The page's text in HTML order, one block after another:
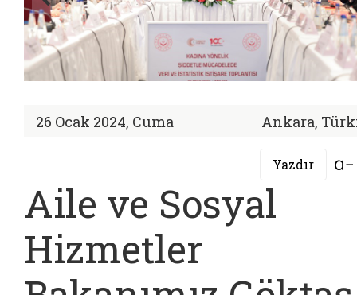
26 Ocak 2024, Cuma Ankara,
Yazdır
Aile ve Sosyal
Hizmetler